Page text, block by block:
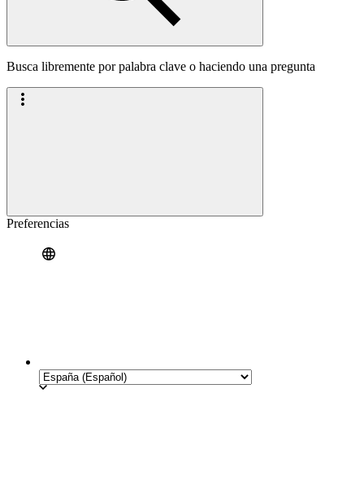
Busca libremente por palabra clave o haciendo una pregunta
Preferencias